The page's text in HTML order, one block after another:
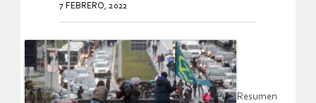
7 FEBRERO, 2022
Resumen